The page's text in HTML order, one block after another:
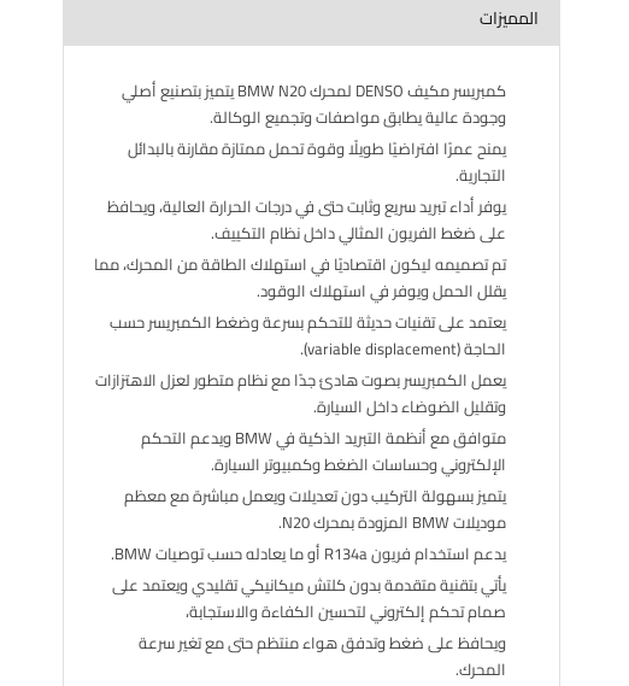
المميزات
كمبريسر مكيف DENSO لمحرك BMW N20 يتميز بتصنيع أصلي
وجودة عالية يطابق مواصفات وتجميع الوكالة.
يمنح عمرًا افتراضيًا طويلًا وقوة تحمل ممتازة مقارنة بالبدائل
التجارية.
يوفر أداء تبريد سريع وثابت حتى في درجات الحرارة العالية، ويحافظ
على ضغط الفريون المثالي داخل نظام التكييف.
تم تصميمه ليكون اقتصاديًا في استهلاك الطاقة من المحرك، مما
يقلل الحمل ويوفر في استهلاك الوقود.
يعتمد على تقنيات حديثة للتحكم بسرعة وضغط الكمبريسر حسب
الحاجة (variable displacement).
يعمل الكمبريسر بصوت هادئ جدًا مع نظام متطور لعزل الاهتزازات
وتقليل الضوضاء داخل السيارة.
متوافق مع أنظمة التبريد الذكية في BMW ويدعم التحكم
الإلكتروني وحساسات الضغط وكمبيوتر السيارة.
يتميز بسهولة التركيب دون تعديلات ويعمل مباشرة مع معظم
موديلات BMW المزودة بمحرك N20.
يدعم استخدام فريون R134a أو ما يعادله حسب توصيات BMW.
يأتي بتقنية متقدمة بدون كلتش ميكانيكي تقليدي ويعتمد على
صمام تحكم إلكتروني لتحسين الكفاءة والاستجابة،
ويحافظ على ضغط وتدفق هواء منتظم حتى مع تغير سرعة
المحرك.